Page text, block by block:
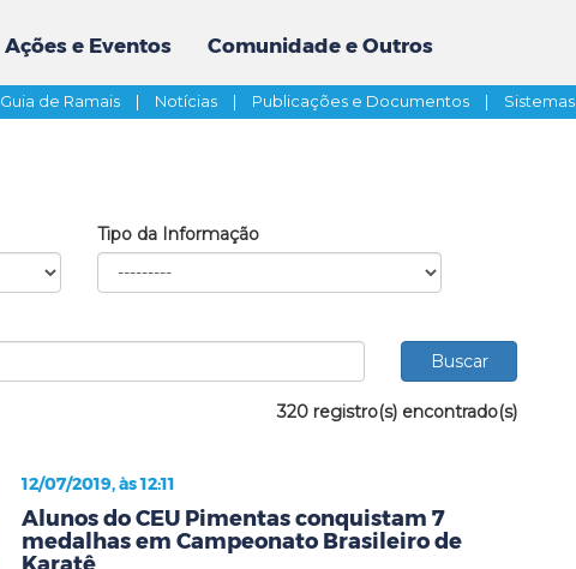
Ações e Eventos Comunidade e Outros
Guia de Ramais | Notícias | Publicações e Documentos | Sistemas
Tipo da Informação
320 registro(s) encontrado(s)
12/07/2019, às 12:11
Alunos do CEU Pimentas conquistam 7
medalhas em Campeonato Brasileiro de